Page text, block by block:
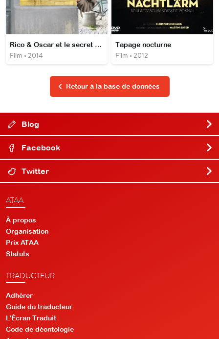
Rico & Oscar et le secret des ombres mystères
Film • 2014
Tapage nocturne
Film • 2012
Retour à la base de données
Blog
Facebook
Twitter
ATAA
À propos
Organisation
Prix ATAA
Statuts
TRADUCTEUR
Adhérer
Guide du traducteur
L'Écran Traduit
Code de déontologie